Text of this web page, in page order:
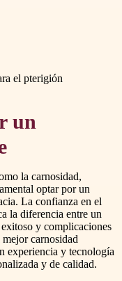
el pterigión
un
la carnosidad,
optar por un
La confianza en el
la diferencia entre un
y complicaciones
carnosidad
experiencia y tecnología
y de calidad.